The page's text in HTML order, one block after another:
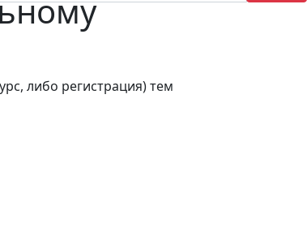
либо регистрация) тем